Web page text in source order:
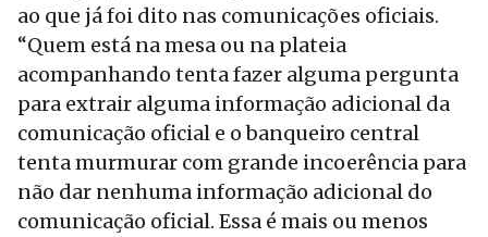
ao que já foi dito nas comunicações oficiais.
“Quem está na mesa ou na plateia
acompanhando tenta fazer alguma pergunta
para extrair alguma informação adicional da
comunicação oficial e o banqueiro central
tenta murmurar com grande incoerência para
não dar nenhuma informação adicional do
comunicação oficial. Essa é mais ou menos